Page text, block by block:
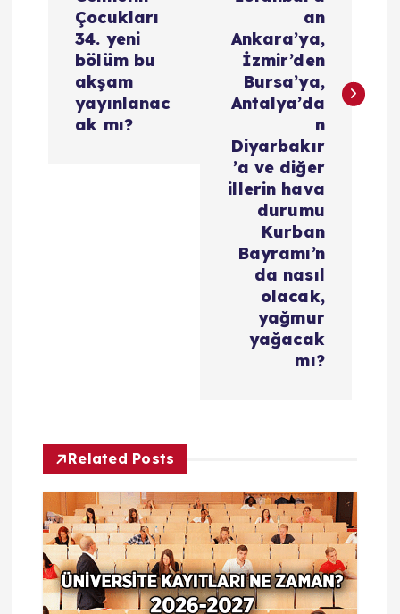
Çocukları
34. yeni
bölüm bu
akşam
yayınlanac
ak mı?
an
Ankara’ya,
İzmir’den
Bursa’ya,
Antalya’da
n
Diyarbakır
’a ve diğer
illerin hava
durumu
Kurban
Bayramı’n
da nasıl
olacak,
yağmur
yağacak
mı?
Related Posts